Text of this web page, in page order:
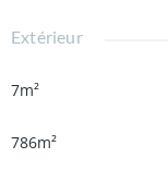
Extérieur
7m²
786m²